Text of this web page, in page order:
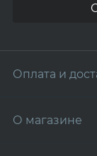
Оплата и
О магазине